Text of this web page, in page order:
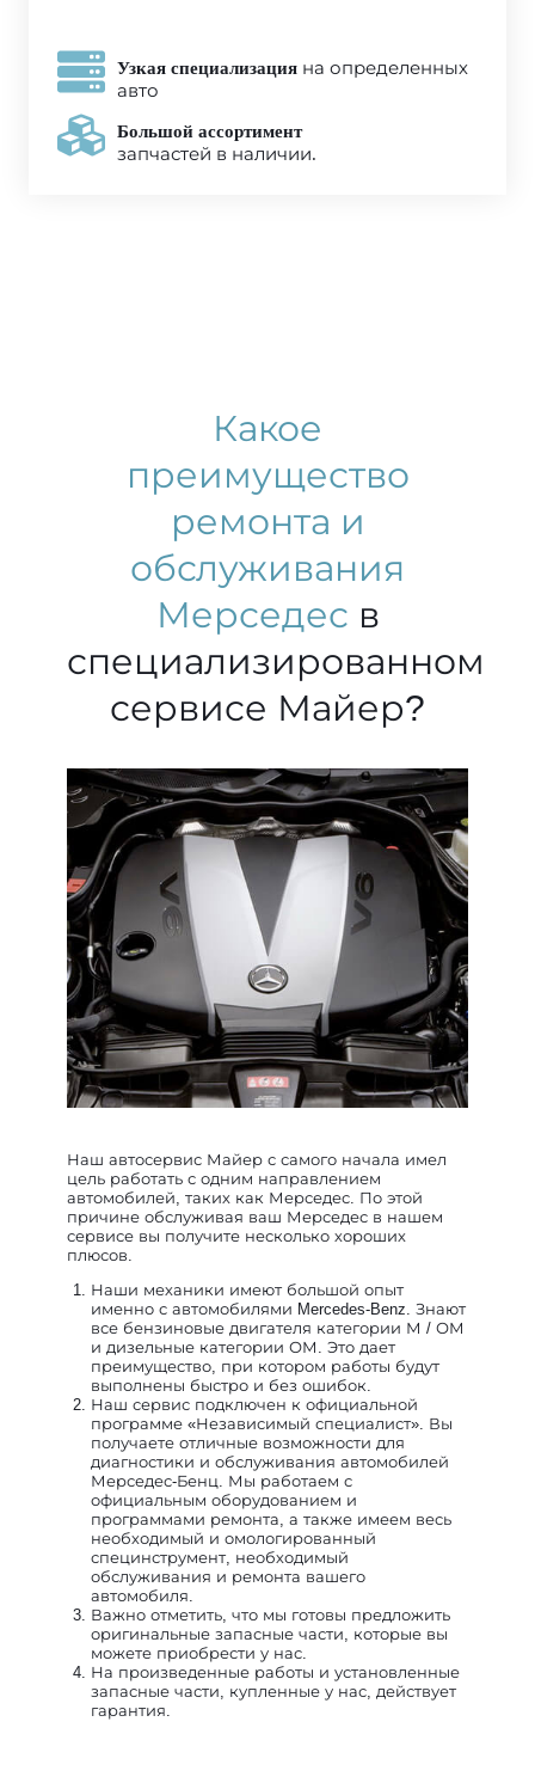
Узкая специализация на определенных
авто
Большой ассортимент
запчастей в наличии.
Какое
преимущество
ремонта и
обслуживания
Мерседес в
специализированном
сервисе Майер?
Наш автосервис Майер с самого начала имел
цель работать с одним направлением
автомобилей, таких как Мерседес. По этой
причине обслуживая ваш Мерседес в нашем
сервисе вы получите несколько хороших
плюсов.
Наши механики имеют большой опыт
именно с автомобилями Mercedes-Benz. Знают
все бензиновые двигателя категории М / ОМ
и дизельные категории ОМ. Это дает
преимущество, при котором работы будут
выполнены быстро и без ошибок.
Наш сервис подключен к официальной
программе «Независимый специалист». Вы
получаете отличные возможности для
диагностики и обслуживания автомобилей
Мерседес-Бенц. Мы работаем с
официальным оборудованием и
программами ремонта, а также имеем весь
необходимый и омологированный
специнструмент, необходимый
обслуживания и ремонта вашего
автомобиля.
Важно отметить, что мы готовы предложить
оригинальные запасные части, которые вы
можете приобрести у нас.
На произведенные работы и установленные
запасные части, купленные у нас, действует
гарантия.